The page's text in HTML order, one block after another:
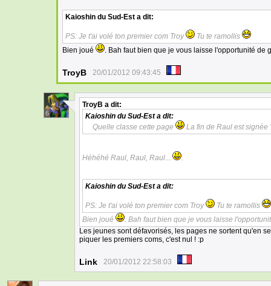
Kaioshin du Sud-Est a dit:
PS: Je t'ai volé ton premier com Troy
Tu te ramollis
Bien joué
. Bah faut bien que je vous laisse l'opportunité de
TroyB 20/01/2012 09:43:45
6
TroyB a dit:
Kaioshin du Sud-Esta dit:
Quelle classe cette page
La fin de Raul est signée
Héhéhé Raul, Raul, Raul... .
Kaioshin du Sud-Esta dit:
PS: Je t'ai volé ton premier com Troy
Tu te ramollis
Bien joué
. Bah faut bien que je vous laisse
Les jeunes sont défavorisés, les pages ne sortent qu'en
piquer les premiers coms, c'est nul ! :p
Link 20/01/2012 22:58:03